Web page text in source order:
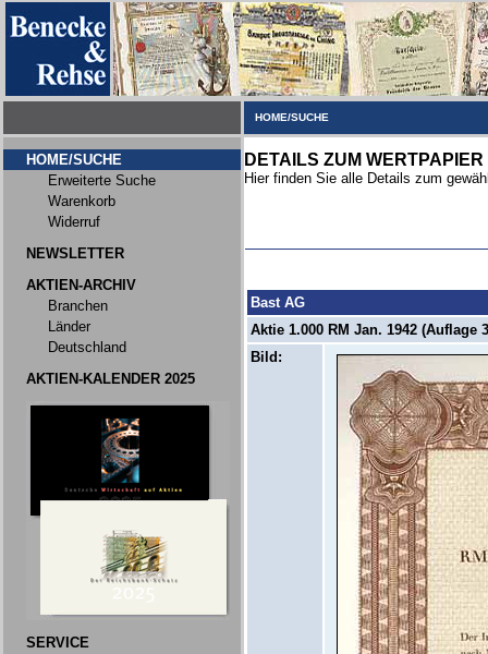
HOME/SUCHE
HOME/SUCHE
Erweiterte Suche
Warenkorb
Widerruf
NEWSLETTER
AKTIEN-ARCHIV
Branchen
Länder
Deutschland
AKTIEN-KALENDER 2025
SERVICE
DETAILS ZUM WERTPAPIER
Hier finden Sie alle Details zum
Bast AG
Aktie 1.000 RM Jan. 1942 (Auflage
Bild: